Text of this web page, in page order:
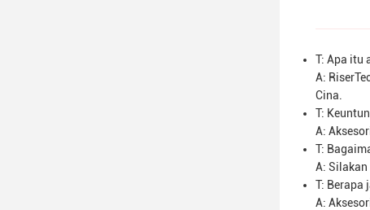
T: Apa itu
A:
Cina.
T:
A:
T:
A:
T: Berapa
A: